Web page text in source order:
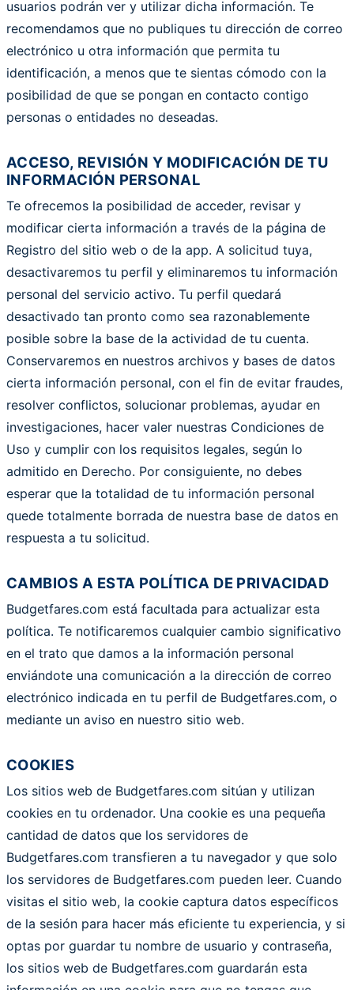
usuarios podrán ver y utilizar dicha información. Te
recomendamos que no publiques tu dirección de correo
electrónico u otra información que permita tu
identificación, a menos que te sientas cómodo con la
posibilidad de que se pongan en contacto contigo
personas o entidades no deseadas.
ACCESO, REVISIÓN Y MODIFICACIÓN DE TU
INFORMACIÓN PERSONAL
Te ofrecemos la posibilidad de acceder, revisar y
modificar cierta información a través de la página de
Registro del sitio web o de la app. A solicitud tuya,
desactivaremos tu perfil y eliminaremos tu información
personal del servicio activo. Tu perfil quedará
desactivado tan pronto como sea razonablemente
posible sobre la base de la actividad de tu cuenta.
Conservaremos en nuestros archivos y bases de datos
cierta información personal, con el fin de evitar fraudes,
resolver conflictos, solucionar problemas, ayudar en
investigaciones, hacer valer nuestras Condiciones de
Uso y cumplir con los requisitos legales, según lo
admitido en Derecho. Por consiguiente, no debes
esperar que la totalidad de tu información personal
quede totalmente borrada de nuestra base de datos en
respuesta a tu solicitud.
CAMBIOS A ESTA POLÍTICA DE PRIVACIDAD
Budgetfares.com está facultada para actualizar esta
política. Te notificaremos cualquier cambio significativo
en el trato que damos a la información personal
enviándote una comunicación a la dirección de correo
electrónico indicada en tu perfil de Budgetfares.com, o
mediante un aviso en nuestro sitio web.
COOKIES
Los sitios web de Budgetfares.com sitúan y utilizan
cookies en tu ordenador. Una cookie es una pequeña
cantidad de datos que los servidores de
Budgetfares.com transfieren a tu navegador y que solo
los servidores de Budgetfares.com pueden leer. Cuando
visitas el sitio web, la cookie captura datos específicos
de la sesión para hacer más eficiente tu experiencia, y si
optas por guardar tu nombre de usuario y contraseña,
los sitios web de Budgetfares.com guardarán esta